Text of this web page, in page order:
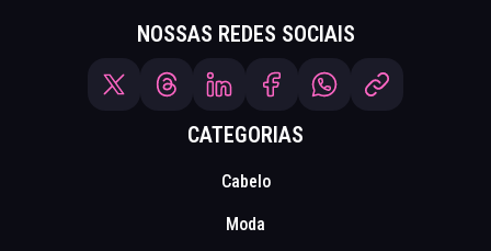
NOSSAS REDES SOCIAIS
CATEGORIAS
Cabelo
Moda